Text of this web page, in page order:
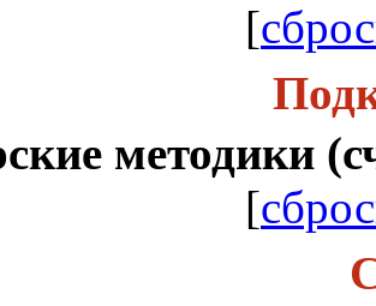
[
методики
[